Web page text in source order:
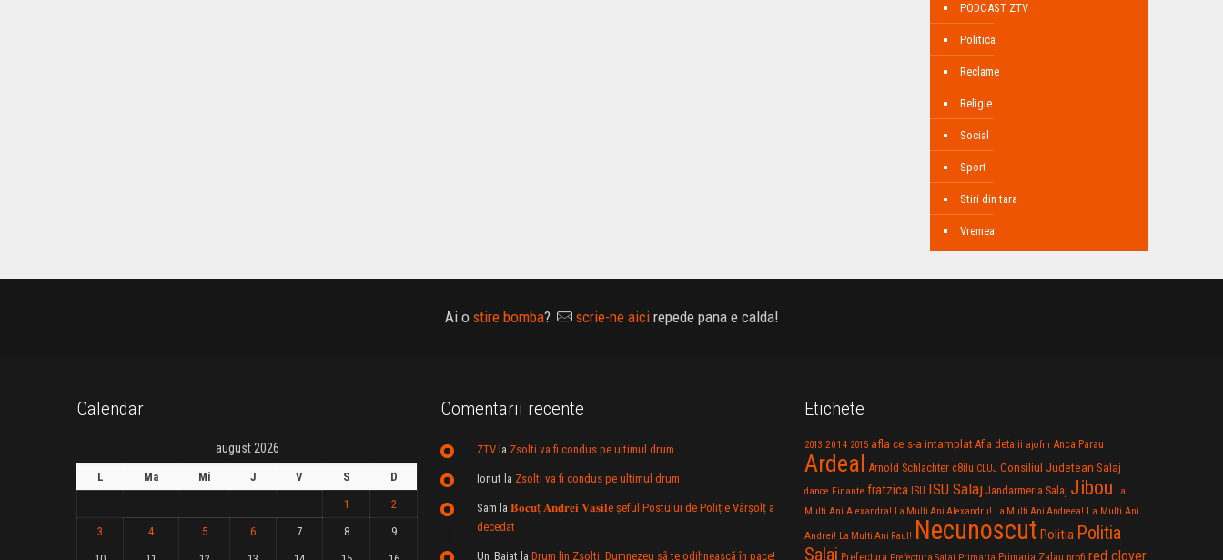
PODCAST ZTV
Politica
Reclame
Religie
Social
Sport
Stiri din tara
Vremea
Ai o stire bomba? scrie-ne aicirepede pana e calda!
Calendar
august 2026
L Ma Mi J V S
D
1
2
3
4 5 6 7 8
9
Comentarii recente
ZTVla Zsolti va fi condus pe ultimul drum
Ionut la Zsolti va fi condus pe ultimul drum
Sam la 𝐁𝐨𝐜𝐮ț 𝐀𝐧𝐝𝐫𝐞𝐢 𝐕𝐚𝐬𝐢𝐥e şeful Postului de Poliție Vârșolț a
decedat
Un_Baiat la Drum lin Zsolti. Dumnezeu sã te odihneascã în pace!
Etichete
2013 2014 2015 afla ce s-a intamplat Afla detalii ajofm Anca Parau
Ardeal Arnold Schlachter c8ilu CLUJ Consiliul Judetean Salaj
dance Finante fratzica ISU ISU Salaj Jandarmeria Salaj Jibou La
Multi Ani Alexandra! La Multi Ani Alexandru! La Multi Ani Andreea! La Multi Ani
Andrei! La Multi Ani Raul! Necunoscut Politia Politia
Salaj Prefectura Primaria Zalau profi red clover